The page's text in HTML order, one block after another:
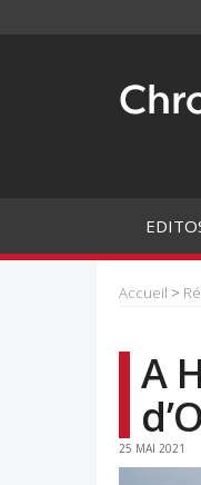
Accueil >
A
25 MAI 2021